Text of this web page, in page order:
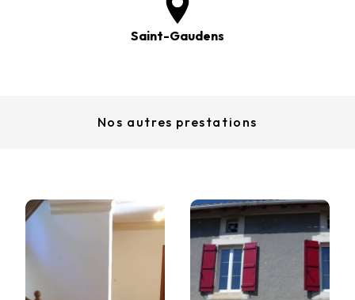
Saint-Gaudens
Nos autres prestations